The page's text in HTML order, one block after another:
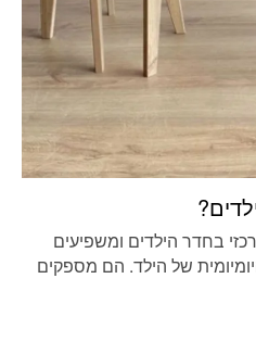
בחדר הילדים ומשפיעים
של הילד. הם מספקים